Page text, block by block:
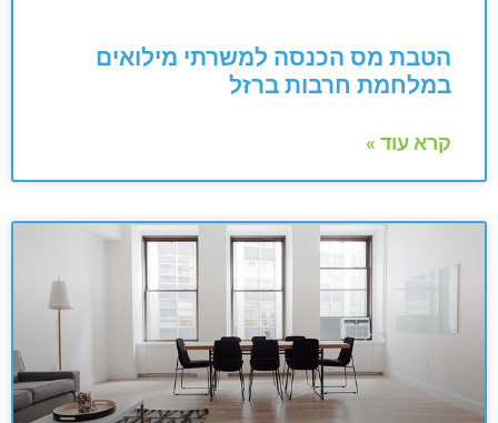
הטבת מס הכנסה למשרתי מילואים
במלחמת חרבות ברזל
קרא עוד »